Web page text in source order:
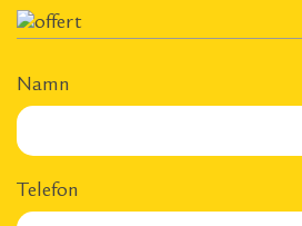
Namn
Telefon